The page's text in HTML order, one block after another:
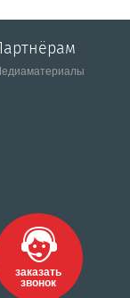
заказать
звонок